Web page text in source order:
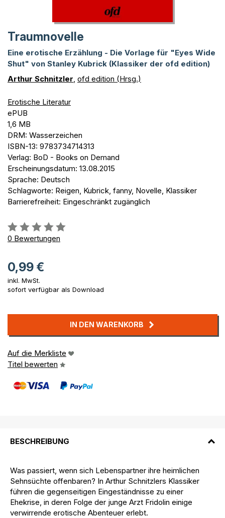
Traumnovelle
Eine erotische Erzählung - Die Vorlage für "Eyes Wide
Shut" von Stanley Kubrick (Klassiker der ofd edition)
Arthur Schnitzler ofd edition (Hrsg.)
Erotische Literatur
ePUB
1,6 MB
DRM: Wasserzeichen
ISBN-13: 9783734714313
Verlag: BoD - Books on Demand
Erscheinungsdatum: 13.08.2015
Sprache: Deutsch
Schlagworte: Reigen, Kubrick, fanny, Novelle, Klassiker
Barrierefreiheit: Eingeschränkt zugänglich
Bewertung::
0%
0 Bewertungen
0,99 €
inkl. MwSt.
sofort verfügbar als Download
IN DEN WARENKORB
Auf die Merkliste
Titel bewerten
BESCHREIBUNG
Was passiert, wenn sich Lebenspartner ihre heimlichen
Sehnsüchte offenbaren? In Arthur Schnitzlers Klassiker
führen die gegenseitigen Eingeständnisse zu einer
Ehekrise, in deren Folge der junge Arzt Fridolin einige
verwirrende erotische Abenteuer erlebt.